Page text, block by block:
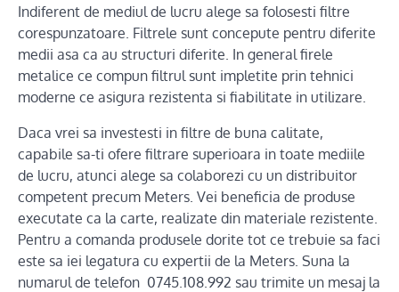
Indiferent de mediul de lucru alege sa folosesti filtre
corespunzatoare. Filtrele sunt concepute pentru diferite
medii asa ca au structuri diferite. In general firele
metalice ce compun filtrul sunt impletite prin tehnici
moderne ce asigura rezistenta si fiabilitate in utilizare.
Daca vrei sa investesti in filtre de buna calitate,
capabile sa-ti ofere filtrare superioara in toate mediile
de lucru, atunci alege sa colaborezi cu un distribuitor
competent precum Meters. Vei beneficia de produse
executate ca la carte, realizate din materiale rezistente.
Pentru a comanda produsele dorite tot ce trebuie sa faci
este sa iei legatura cu expertii de la Meters. Suna la
numarul de telefon 0745.108.992 sau trimite un mesaj la